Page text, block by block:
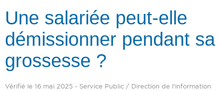
Une salariée peut-elle
démissionner pendant sa
grossesse ?
Vérifié le 16 mai 2025 - Service Public / Direction de l'information